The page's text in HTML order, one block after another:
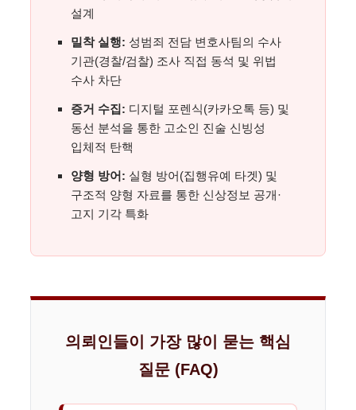
설계
밀착 실행: 성범죄 전담 변호사팀의 수사
기관(경찰/검찰) 조사 직접 동석 및 위법
수사 차단
증거 수집: 디지털 포렌식(카카오톡 등) 및
동선 분석을 통한 고소인 진술 신빙성
입체적 탄핵
양형 방어: 실형 방어(집행유예 타겟) 및
구조적 양형 자료를 통한 신상정보 공개·
고지 기각 특화
의뢰인들이 가장 많이 묻는 핵심
질문 (FAQ)